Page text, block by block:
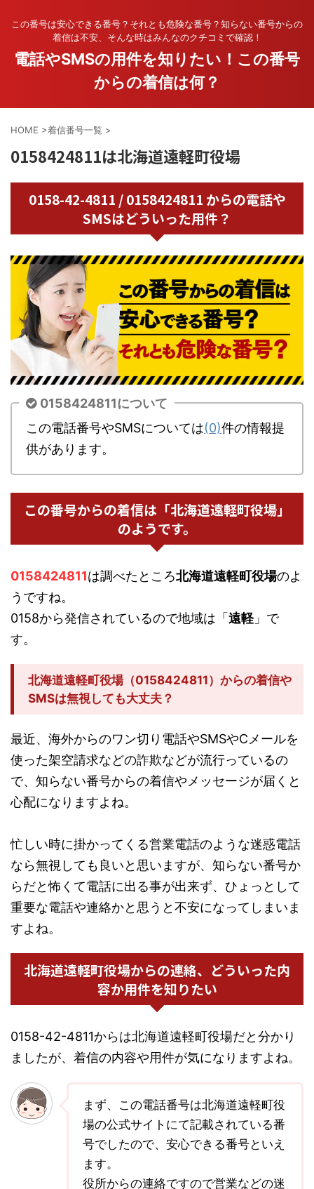
この番号は安心できる番号？それとも危険な番号？知らない番号からの
着信は不安、そんな時はみんなのクチコミで確認！
電話やSMSの用件を知りたい！この番号
からの着信は何？
HOME >着信番号一覧 >
0158424811は北海道遠軽町役場
0158-42-4811 / 0158424811 からの電話や
SMSはどういった用件？
0158424811について
この電話番号やSMSについては(0)件の情報提
供があります。
この番号からの着信は「北海道遠軽町役場」
のようです。
0158424811は調べたところ北海道遠軽町役場のよ
うですね。
0158から発信されているので地域は「 遠軽」で
す。
北海道遠軽町役場（0158424811）からの着信や
SMSは無視しても大丈夫？
最近、海外からのワン切り電話やSMSやCメールを
使った架空請求などの詐欺などが流行っているの
で、知らない番号からの着信やメッセージが届くと
心配になりますよね。
忙しい時に掛かってくる営業電話のような迷惑電話
なら無視しても良いと思いますが、知らない番号か
らだと怖くて電話に出る事が出来ず、ひょっとして
重要な電話や連絡かと思うと不安になってしまいま
すよね。
北海道遠軽町役場からの連絡、どういった内
容か用件を知りたい
0158-42-4811からは北海道遠軽町役場だと分かり
ましたが、着信の内容や用件が気になりますよね。
まず、この電話番号は北海道遠軽町役
場の公式サイトにて記載されている番
号でしたので、安心できる番号といえ
ます。
役所からの連絡ですので営業などの迷